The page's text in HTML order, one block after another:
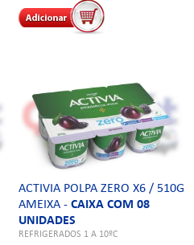
ACTIVIA POLPA ZERO X6 / 510G
AMEIXA - CAIXA COM 08
UNIDADES
REFRIGERADOS 1 A 10ºC